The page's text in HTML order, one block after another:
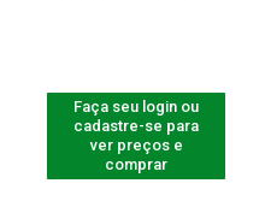
Faça seu login ou
cadastre-se para
ver preços e
comprar